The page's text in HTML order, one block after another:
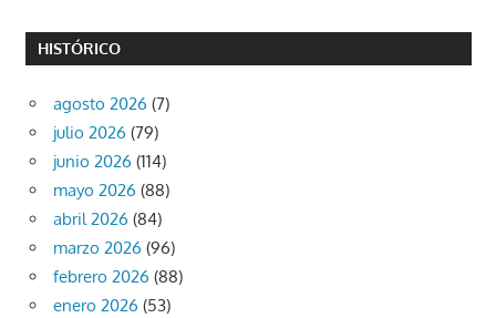
HISTÓRICO
agosto 2026 (7)
julio 2026 (79)
junio 2026 (114)
mayo 2026 (88)
abril 2026 (84)
marzo 2026 (96)
febrero 2026 (88)
enero 2026 (53)